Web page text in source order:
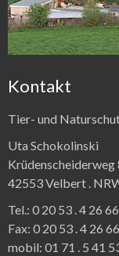
Kontakt
Tier- und
Uta Schokolinski
Krüdenscheiderweg
42553 Velbert .
Tel.: 0 20 53 . 4 26
Fax: 0 20 53 . 4 26
mobil: 01 71 . 5 41